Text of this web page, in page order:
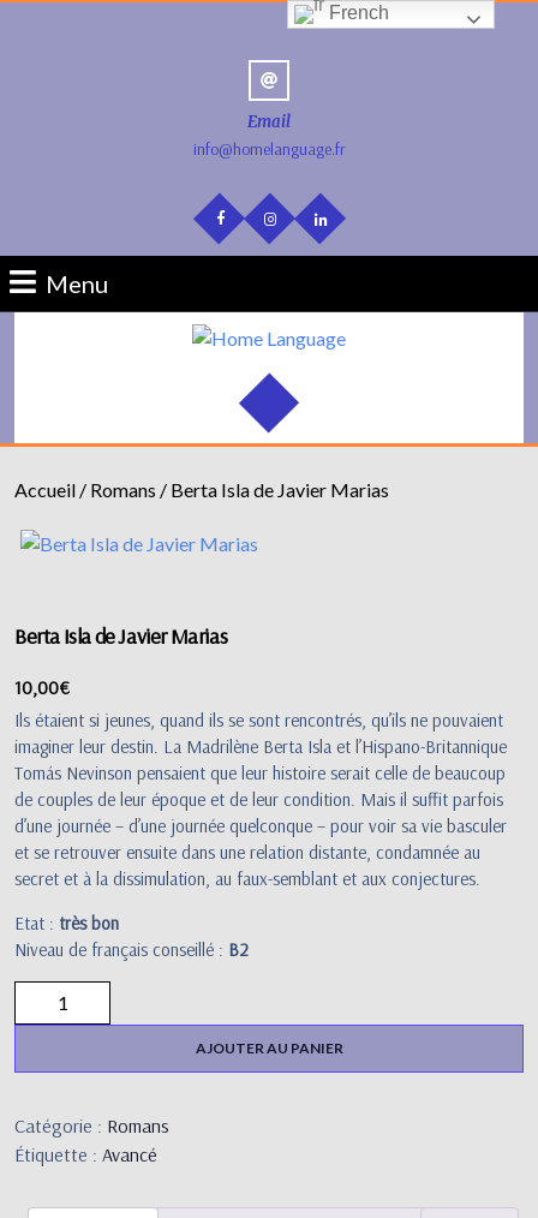
Email
info@homelanguage.fr
Menu
Accueil / Romans / Berta Isla de Javier Marias
Berta Isla de Javier Marias
10,00€
Ils étaient si jeunes, quand ils se sont rencontrés, qu’ils ne pouvaient
imaginer leur destin. La Madrilène Berta Isla et l’Hispano-Britannique
Tomás Nevinson pensaient que leur histoire serait celle de beaucoup
de couples de leur époque et de leur condition. Mais il suffit parfois
d’une journée – d’une journée quelconque – pour voir sa vie basculer
et se retrouver ensuite dans une relation distante, condamnée au
secret et à la dissimulation, au faux-semblant et aux conjectures.
Etat : très bon
Niveau de français conseillé : B2
AJOUTER AU PANIER
Catégorie : Romans
Étiquette : Avancé
French